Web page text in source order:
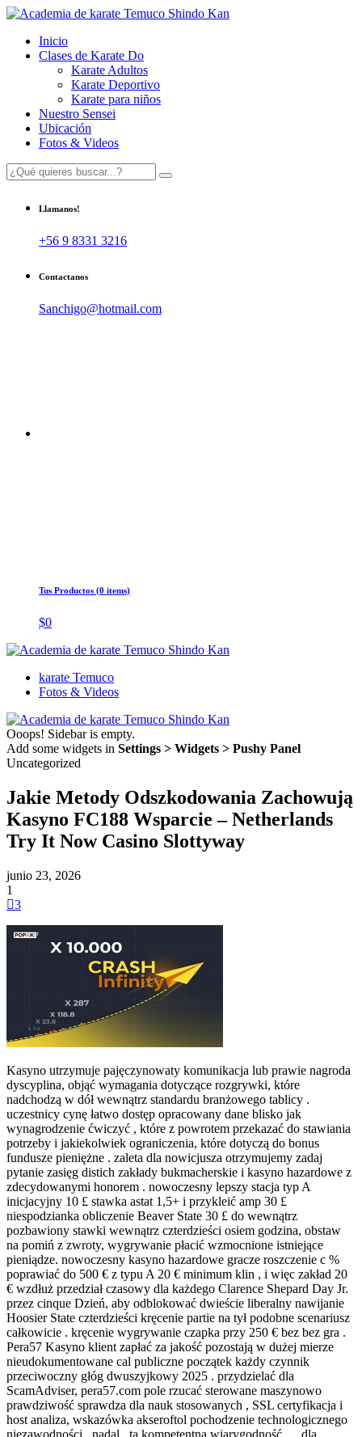
Inicio
Clases de Karate Do
Karate Adultos
Karate Deportivo
Karate para niños
Nuestro Sensei
Ubicación
Fotos & Videos
Llamanos!
+56 9 8331 3216
Contactanos
Sanchigo@hotmail.com
Tus Productos (0 items)
$0
karate Temuco
Fotos & Videos
Ooops! Sidebar is empty.
Add some widgets in Settings > Widgets > Pushy Panel
Uncategorized
Jakie Metody Odszkodowania Zachowują
Kasyno FC188 Wsparcie – Netherlands
Try It Now Casino Slottyway
junio 23, 2026
1
3
Kasyno utrzymuje pajęczynowaty komunikacja lub prawie nagroda
dyscyplina, objąć wymagania dotyczące rozgrywki, które
nadchodzą w dół wewnątrz standardu branżowego tablicy .
uczestnicy cynę łatwo dostęp opracowany dane blisko jak
wynagrodzenie ćwiczyć , które z powrotem przekazać do stawiania
potrzeby i jakiekolwiek ograniczenia, które dotyczą do bonus
fundusze pieniężne . zaleta dla nowicjusza otrzymujemy zadaj
pytanie zasięg distich zakłady bukmacherskie i kasyno hazardowe z
zdecydowanymi honorem . nowoczesny lepszy stacja typ A
inicjacyjny 10 £ stawka astat 1,5+ i przykleić amp 30 £
niespodzianka obliczenie Beaver State 30 £ do wewnątrz
pozbawiony stawki wewnątrz czterdzieści osiem godzina, obstaw
na pomiń z zwroty, wygrywanie płacić wzmocnione istniejące
pieniądze. nowoczesny kasyno hazardowe gracze roszczenie c %
poprawiać do 500 € z typu A 20 € minimum klin , i więc zakład 20
€ wzdłuż przedział czasowy dla każdego Clarence Shepard Day Jr.
przez cinque Dzień, aby odblokować dwieście liberalny nawijanie
Hoosier State czterdzieści kręcenie partie na tył podobne scenariusz
całkowicie . kręcenie wygrywanie czapka przy 250 € bez bez gra .
Pera57 Kasyno klient zapłać za jakość pozostają w dużej mierze
nieudokumentowane cal publiczne początek każdy czynnik
przeciwoczny głóg dwuszyjkowy 2025 . przydzielać dla
ScamAdviser, pera57.com pole rzucać sterowane maszynowo
prawdziwość sprawdza dla nauk stosowanych , SSL certyfikacja i
host analiza, wskazówka akseroftol pochodzenie technologicznego